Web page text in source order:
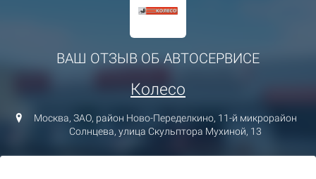
ВАШ ОТЗЫВ ОБ АВТОСЕРВИСЕ
Колесо
Москва, ЗАО, район Ново-Переделкино, 11-й микрорайон
Солнцева, улица Скульптора Мухиной, 13